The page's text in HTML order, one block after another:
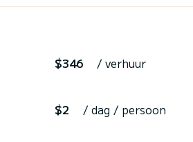
$346 / verhuur
$2 / dag / persoon